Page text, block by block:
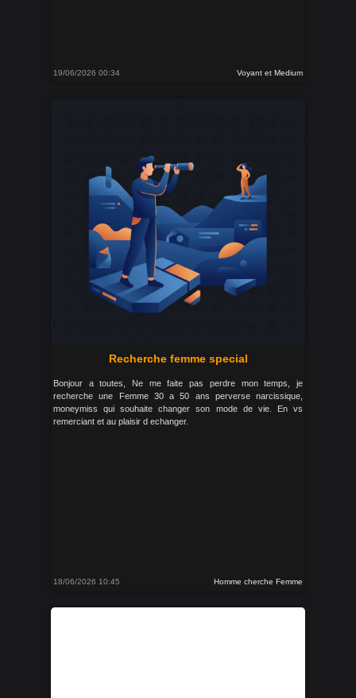
19/06/2026 00:34 Voyant et Medium
Recherche femme special
Bonjour a toutes, Ne me faite pas perdre mon temps, je
recherche une Femme 30 a 50 ans perverse narcissique,
moneymiss qui souhaite changer son mode de vie. En vs
remerciant et au plaisir d echanger.
18/06/2026 10:45 Homme cherche Femme